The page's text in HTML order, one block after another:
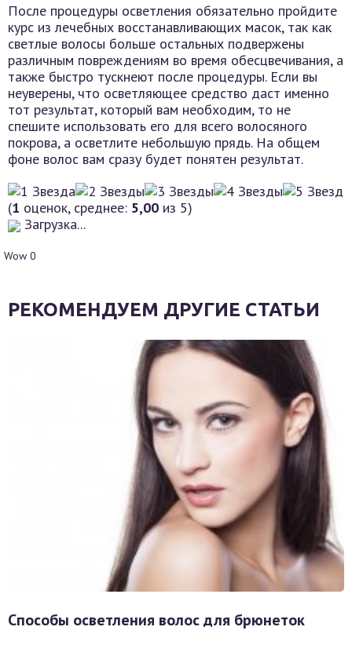
После процедуры осветления обязательно пройдите
курс из лечебных восстанавливающих масок, так как
светлые волосы больше остальных подвержены
различным повреждениям во время обесцвечивания, а
также быстро тускнеют после процедуры. Если вы
неуверены, что осветляющее средство даст именно
тот результат, который вам необходим, то не
спешите использовать его для всего волосяного
покрова, а осветлите небольшую прядь. На общем
фоне волос вам сразу будет понятен результат.
(1 оценок, среднее: 5,00 из 5)
Загрузка...
Wow 0
РЕКОМЕНДУЕМ ДРУГИЕ СТАТЬИ
Способы осветления волос для брюнеток